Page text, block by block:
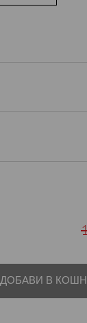
ДОБАВИ В